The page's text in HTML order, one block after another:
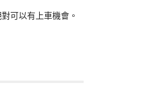
可以有上車機會。